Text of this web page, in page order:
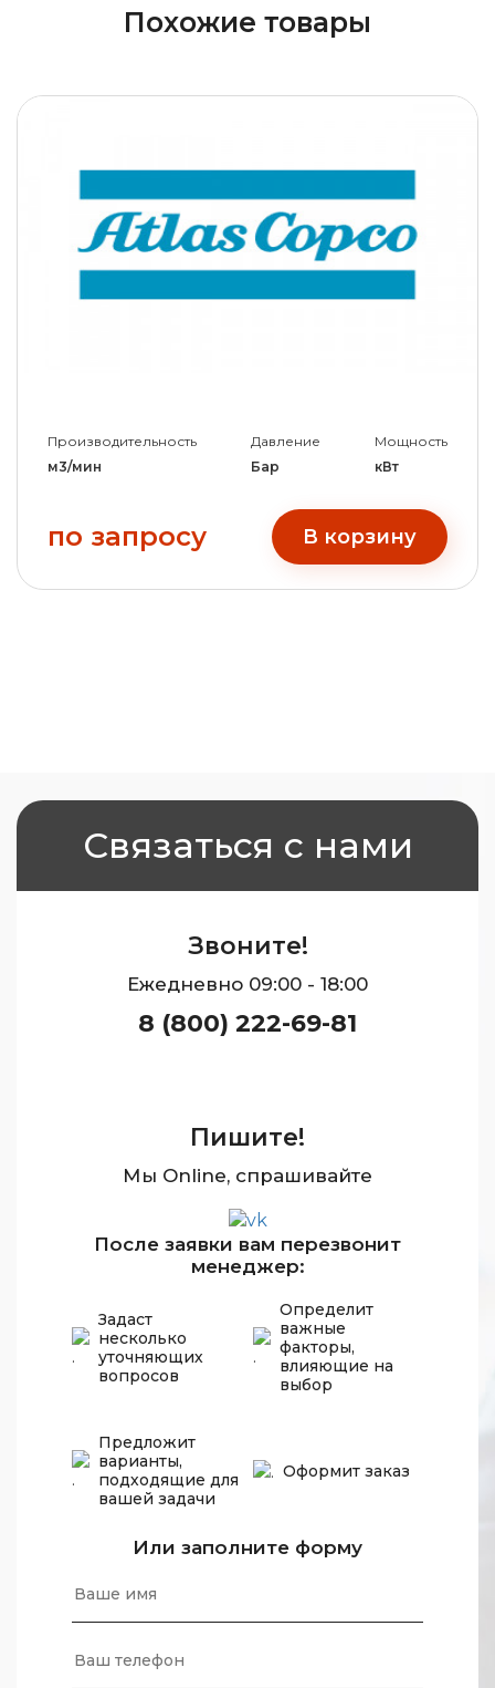
Похожие товары
Производительность
м3/мин
Давление
Бар
Мощность
кВт
по запросу В корзину
Связаться с нами
Звоните!
Ежедневно 09:00 - 18:00
8 (800) 222-69-81
Пишите!
Мы Online, спрашивайте
После заявки вам перезвонит
менеджер:
Задаст
несколько
уточняющих
вопросов
Определит
важные
факторы,
влияющие на
выбор
Предложит
варианты,
подходящие для
вашей задачи
Оформит заказ
Или заполните форму